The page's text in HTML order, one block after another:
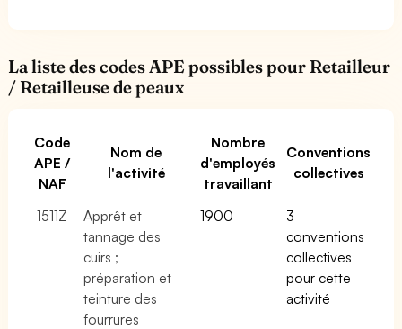
La liste des codes APE possibles pour Retailleur
/ Retailleuse de peaux
Code
APE /
NAF
Nom de
l'activité
Nombre
d'employés
travaillant
Conventions
collectives
1511Z
Apprêt et
tannage des
cuirs ;
préparation et
teinture des
fourrures
1900
3
conventions
collectives
pour cette
activité